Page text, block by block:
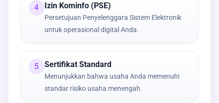
4 Izin Kominfo (PSE)
Persetujuan Penyelenggara Sistem Elektronik
untuk operasional digital Anda.
5 Sertifikat Standard
Menunjukkan bahwa usaha Anda memenuhi
standar risiko usaha menengah.